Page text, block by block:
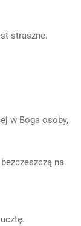
straszne.
w Boga osoby,
na